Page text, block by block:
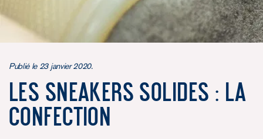
Publié le 23 janvier 2020.
Les Sneakers Solides : la
confection